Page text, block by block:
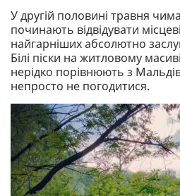
У другій половині травня
починають відвідувати
найгарніших абсолютно
Білі піски на житловому
нерідко порівнюють з
непросто не погодитися.